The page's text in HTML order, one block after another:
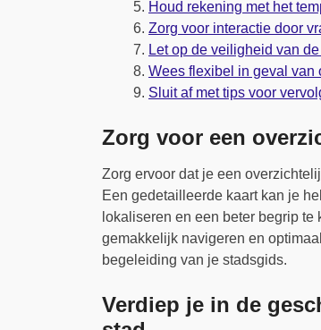
Houd rekening met het
Zorg voor interactie door
Let op de veiligheid van
Wees flexibel in geval van
Sluit af met tips voor
Zorg voor een
Zorg ervoor dat je een
Een gedetailleerde kaart kan je
lokaliseren en een beter begrip
gemakkelijk navigeren en
begeleiding van je stadsgids.
Verdiep je in de